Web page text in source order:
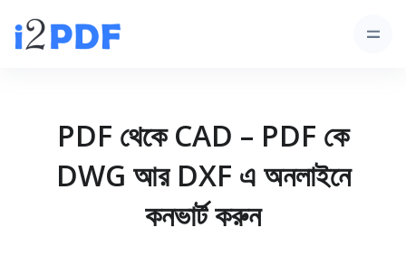
PDF থেকে CAD – PDF কে
DWG আর DXF এ অনলাইনে
কনভার্ট করুন